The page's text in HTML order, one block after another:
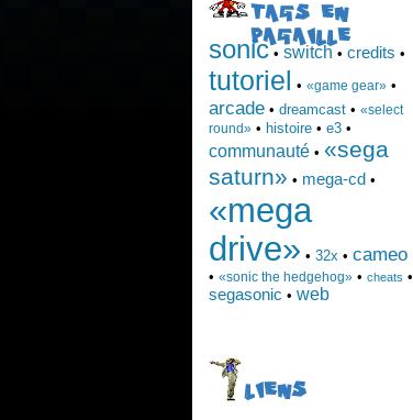
TAGS EN
PAGAILLE
sonic •switch •credits •
tutoriel •«game gear» •
arcade •dreamcast •«select
round» • histoire •e3 •
communauté •«sega
saturn» • mega-cd •
«mega
drive» •32x •cameo
•«sonic the hedgehog» •cheats •
segasonic •web
LIENS